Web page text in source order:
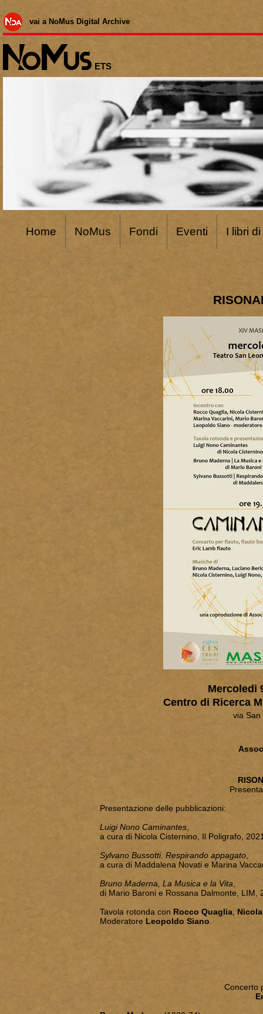
Home NoMus Fondi Eventi I libri
vai a NoMus Digital Archive
ETS
Mercoledi
Centro di Ricerca
via San
Presentazione delle pubblicazioni:
Luigi Nono Caminantes
a cura di Nicola Cisternino, Il Poligrafo,
Sylvano Bussotti. Respirando appagato
a cura di Maddalena Novati e Marina
Bruno Maderna, La Musica e la Vita
di Mario Baroni e Rossana Dalmonte, LIM,
Tavola rotonda con Rocco Quaglia
Moderatore Leopoldo Siano
Concerto